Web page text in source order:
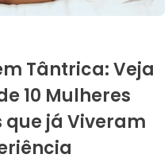
Tântrica: Veja
10 Mulheres
que já Viveram